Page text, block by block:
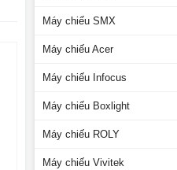
Máy chiếu SMX
Máy chiếu Acer
Máy chiếu Infocus
Máy chiếu Boxlight
Máy chiếu ROLY
Máy chiếu Vivitek